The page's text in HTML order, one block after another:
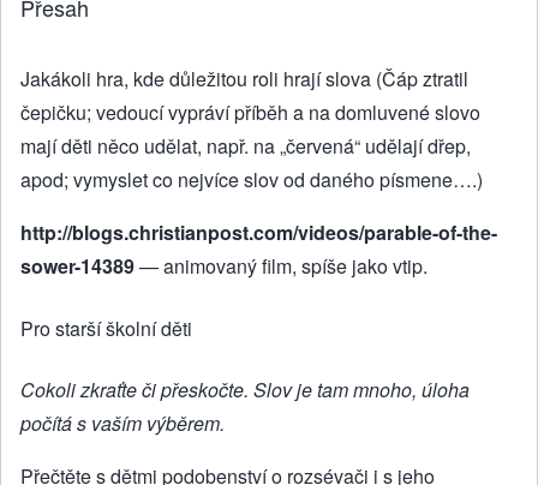
Přesah
Jakákoli hra, kde důležitou roli hrají slova (Čáp ztratil
čepičku; vedoucí vypráví příběh a na domluvené slovo
mají děti něco udělat, např. na „červená“ udělají dřep,
apod; vymyslet co nejvíce slov od daného písmene….)
http://blogs.christianpost.com/videos/parable-of-the-
sower-14389— animovaný film, spíše jako vtip.
Pro starší školní děti
Cokoli zkraťte či přeskočte. Slov je tam mnoho, úloha
počítá s vaším výběrem.
Přečtěte s dětmi podobenství o rozsévači i s jeho